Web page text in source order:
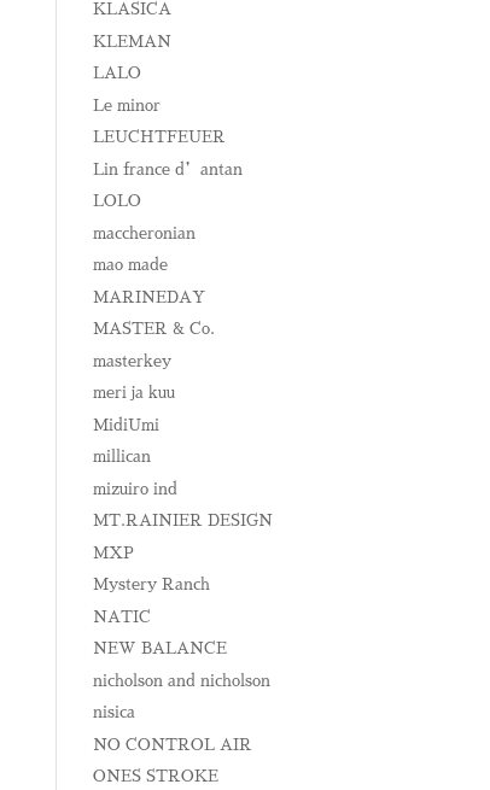
KLASICA
KLEMAN
LALO
Le minor
LEUCHTFEUER
Lin france d’antan
LOLO
maccheronian
mao made
MARINEDAY
MASTER & Co.
masterkey
meri ja kuu
MidiUmi
millican
mizuiro ind
MT.RAINIER DESIGN
MXP
Mystery Ranch
NATIC
NEW BALANCE
nicholson and nicholson
nisica
NO CONTROL AIR
ONES STROKE